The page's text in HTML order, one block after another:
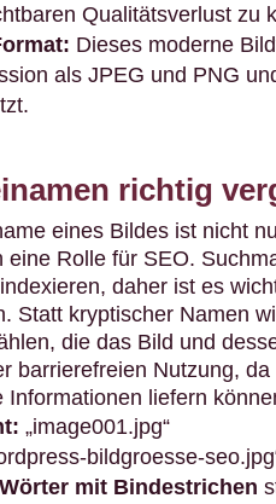
Qualitätsverlust zu
Dieses moderne
als JPEG und PNG
richtig
eines Bildes ist nicht
eine Rolle für SEO.
daher ist es
Statt kryptischer Namen
die das Bild und
barrierefreien Nutzung,
Informationen liefern
„image001.jpg“
bildgroesse-
mit Bindestrichen